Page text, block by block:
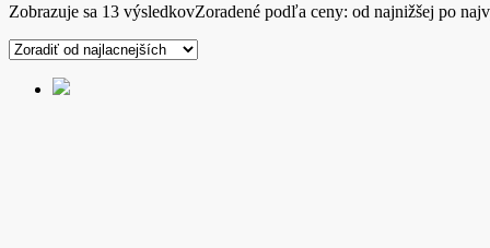
Zobrazuje sa 13 výsledkovZoradené podľa ceny: od najnižšej po